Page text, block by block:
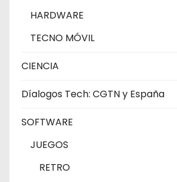
HARDWARE
TECNO MÓVIL
CIENCIA
Díalogos Tech: CGTN y España
SOFTWARE
JUEGOS
RETRO